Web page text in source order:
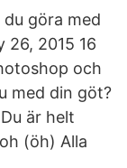
göra med
26, 2015 16
och
med din göt?
är helt
(öh) Alla